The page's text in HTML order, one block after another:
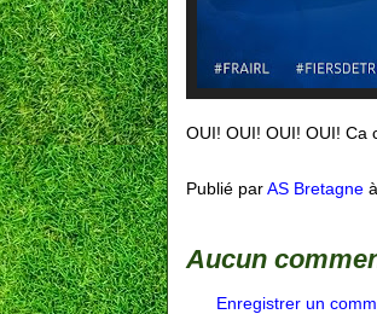
OUI! OUI! OUI! OUI! Ca
Publié parAS Bretagne à
Aucun
Enregistrer un